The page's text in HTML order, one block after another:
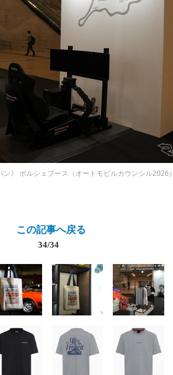
》 ポルシェブース（オートモビルカウンシル2026）
この記事へ戻る
34/34